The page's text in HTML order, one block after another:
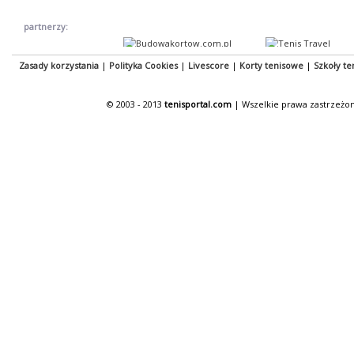
partnerzy:
Zasady korzystania | Polityka Cookies| Livescore | Korty tenisowe | Szkoły
© 2003 - 2013 tenisportal.com | Wszelkie prawa